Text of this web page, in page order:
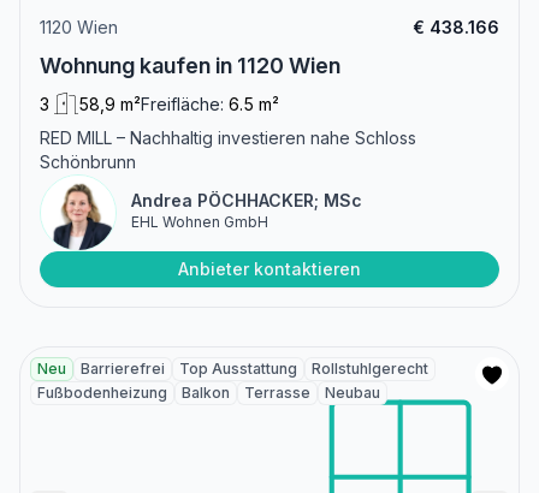
1120 Wien € 438.166
Wohnung kaufen in 1120 Wien
3 58,9 m²Freifläche: 6.5 m²
RED MILL – Nachhaltig investieren nahe Schloss
Schönbrunn
Andrea PÖCHHACKER; MSc
EHL Wohnen GmbH
Anbieter kontaktieren
Neu Barrierefrei Top Ausstattung
Rollstuhlgerecht
Fußbodenheizung
Balkon Terrasse Neubau